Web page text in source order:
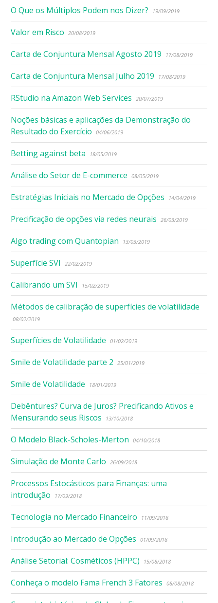
O Que os Múltiplos Podem nos Dizer? 19/09/2019
Valor em Risco 20/08/2019
Carta de Conjuntura Mensal Agosto 2019 17/08/2019
Carta de Conjuntura Mensal Julho 2019 17/08/2019
RStudio na Amazon Web Services 20/07/2019
Noções básicas e aplicações da Demonstração do
Resultado do Exercício
04/06/2019
Betting against beta 18/05/2019
Análise do Setor de E-commerce 08/05/2019
Estratégias Iniciais no Mercado de Opções 14/04/2019
Precificação de opções via redes neurais 26/03/2019
Algo trading com Quantopian 13/03/2019
Superfície SVI 22/02/2019
Calibrando um SVI 15/02/2019
Métodos de calibração de superfícies de volatilidade
08/02/2019
Superfícies de Volatilidade 01/02/2019
Smile de Volatilidade parte 2 25/01/2019
Smile de Volatilidade 18/01/2019
Debêntures? Curva de Juros? Precificando Ativos e
Mensurando seus Riscos
13/10/2018
O Modelo Black-Scholes-Merton 04/10/2018
Simulação de Monte Carlo 26/09/2018
Processos Estocásticos para Finanças: uma
introdução
17/09/2018
Tecnologia no Mercado Financeiro 11/09/2018
Introdução ao Mercado de Opções 01/09/2018
Análise Setorial: Cosméticos (HPPC) 15/08/2018
Conheça o modelo Fama French 3 Fatores 08/08/2018